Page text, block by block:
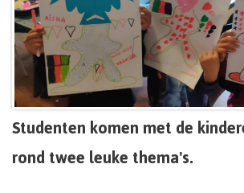
Studenten komen met de
rond twee leuke thema's.